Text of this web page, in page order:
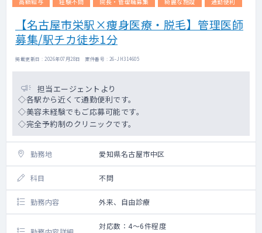
【名古屋市栄駅×痩身医療・脱毛】管理医師
募集/駅チカ徒歩1分
掲載更新日 : 2026年07月28日 案件番号 : 26-JH314605
担当エージェントより
◇各駅から近くて通勤便利です。
◇美容未経験でもご応募可能です。
◇完全予約制のクリニックです。
勤務地 愛知県名古屋市中区
科目 不問
勤務内容 外来、自由診療
対応数：4～6件程度